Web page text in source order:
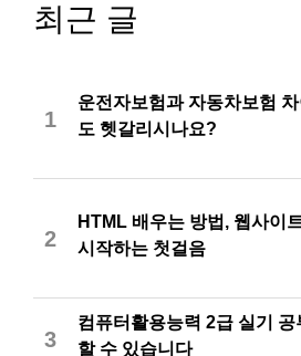
최근 글
1
운전자보험과 자동차보험 차
도 헷갈리시나요?
2
HTML 배우는 방법, 웹사이
시작하는 첫걸음
3
컴퓨터활용능력 2급 실기 공
할 수 있습니다